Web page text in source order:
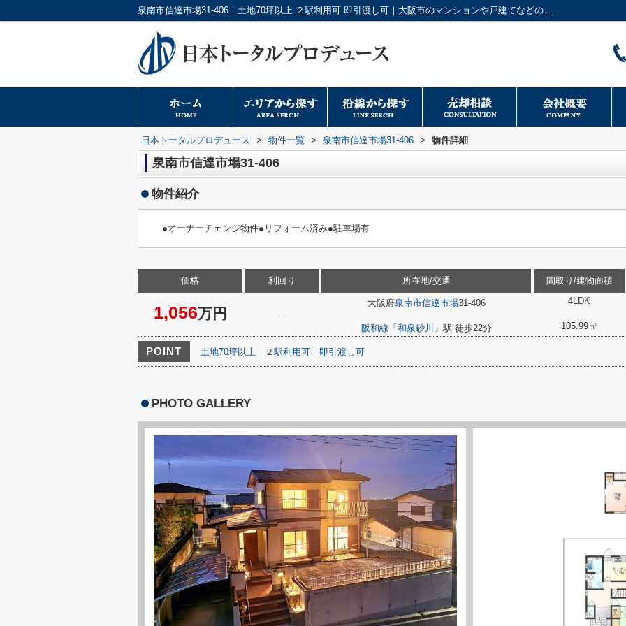
泉南市信達市場31-406｜土地70坪以上 ２駅利用可 即引渡し可｜大阪市のマンションや戸建てなどの不動産情報は日本トータルプロデュースへ
日本トータルプロデュース > 物件一覧 > 泉南市信達市場31-406 > 物件詳細
泉南市信達市場31-406
物件紹介
●オーナーチェンジ物件●リフォーム済み●駐車場有
価格
1,056万円
利回り
-
所在地/交通
大阪府泉南市信達市場31-406
阪和線 「 和泉砂川 」駅 徒歩22分
間取り/建物面積
4LDK
105.99㎡
POINT 土地70坪以上 ２駅利用可 即引渡し可
PHOTO GALLERY